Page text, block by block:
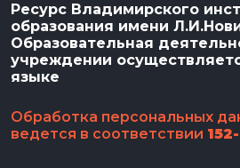
Ресурс Владимирского
образования имени
Образовательная
учреждении
языке
Обработка персональных
ведется в соответствии